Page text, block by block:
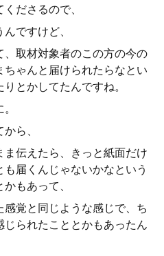
ださるので、
ですけど、
取材対象者のこの方の今の
ゃんと届けられたらなとい
とかしてたんですね。
ら、
伝えたら、きっと紙面だけ
届くんじゃないかなという
もあって、
覚と同じような感じで、ち
じられたこととかもあったん